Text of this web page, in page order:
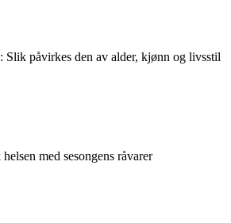
Slik påvirkes den av alder, kjønn og livsstil
med sesongens råvarer